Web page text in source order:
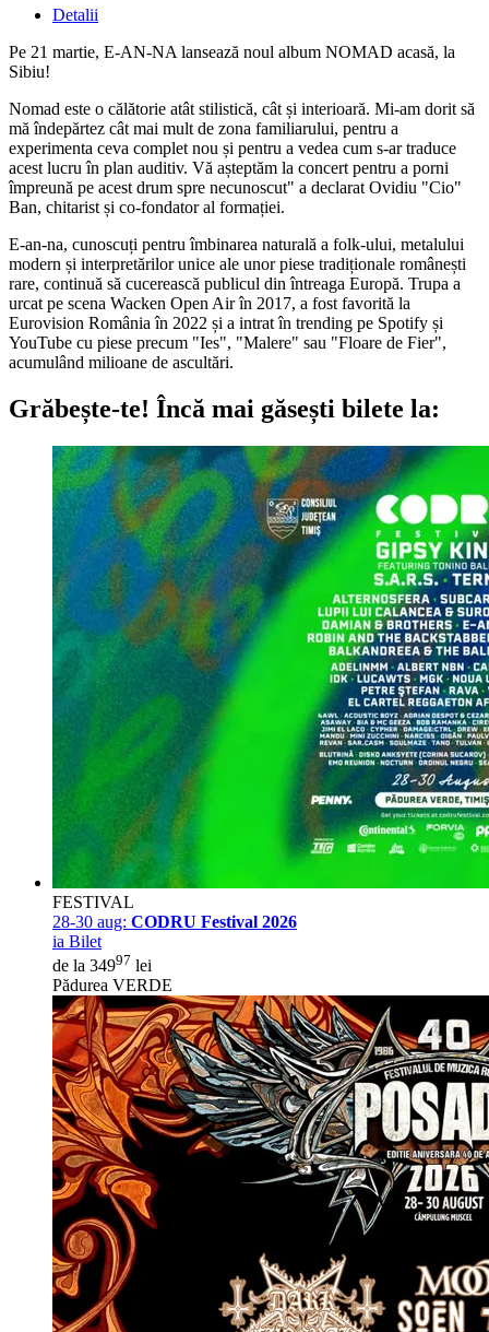
Detalii
Pe 21 martie, E-AN-NA lansează noul album NOMAD acasă, la
Sibiu!
Nomad este o călătorie atât stilistică, cât și interioară. Mi-am dorit să
mă îndepărtez cât mai mult de zona familiarului, pentru a
experimenta ceva complet nou și pentru a vedea cum s-ar traduce
acest lucru în plan auditiv. Vă așteptăm la concert pentru a porni
împreună pe acest drum spre necunoscut" a declarat Ovidiu "Cio"
Ban, chitarist și co-fondator al formației.
E-an-na, cunoscuți pentru îmbinarea naturală a folk-ului, metalului
modern și interpretărilor unice ale unor piese tradiționale românești
rare, continuă să cucerească publicul din întreaga Europă. Trupa a
urcat pe scena Wacken Open Air în 2017, a fost favorită la
Eurovision România în 2022 și a intrat în trending pe Spotify și
YouTube cu piese precum "Ies", "Malere" sau "Floare de Fier",
acumulând milioane de ascultări.
Grăbește-te! Încă mai găsești bilete la:
FESTIVAL
28-30 aug: CODRU Festival 2026
ia Bilet
de la 34997 lei
Pădurea VERDE